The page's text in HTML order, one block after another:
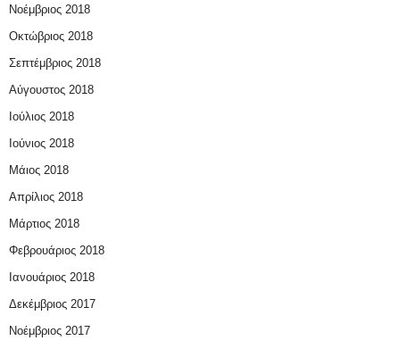
Νοέμβριος 2018
Οκτώβριος 2018
Σεπτέμβριος 2018
Αύγουστος 2018
Ιούλιος 2018
Ιούνιος 2018
Μάιος 2018
Απρίλιος 2018
Μάρτιος 2018
Φεβρουάριος 2018
Ιανουάριος 2018
Δεκέμβριος 2017
Νοέμβριος 2017